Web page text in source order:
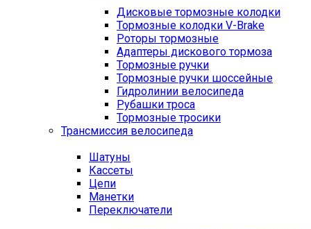
Дисковые тормозные колодки
Тормозные колодки V-Brake
Роторы тормозные
Адаптеры дискового тормоза
Тормозные ручки
Тормозные ручки шоссейные
Гидролинии велосипеда
Рубашки троса
Тормозные тросики
Трансмиссия велосипеда
Шатуны
Кассеты
Цепи
Манетки
Переключатели